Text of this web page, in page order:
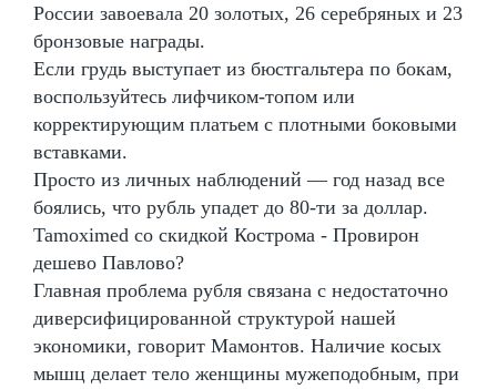
России завоевала 20 золотых, 26 серебряных и 23
бронзовые награды.
Если грудь выступает из бюстгальтера по бокам,
воспользуйтесь лифчиком-топом или
корректирующим платьем с плотными боковыми
вставками.
Просто из личных наблюдений — год назад все
боялись, что рубль упадет до 80-ти за доллар.
Tamoximed со скидкой Кострома - Провирон
дешево Павлово?
Главная проблема рубля связана с недостаточно
диверсифицированной структурой нашей
экономики, говорит Мамонтов. Наличие косых
мышц делает тело женщины мужеподобным, при